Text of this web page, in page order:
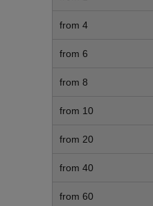
from 4
from 6
from 8
from 10
from 20
from 40
from 60